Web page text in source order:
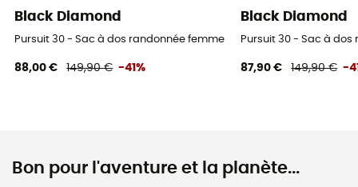
Black Diamond
Pursuit 30 - Sac à dos randonnée femme
88,00 € 149,90 € -41%
Black Diamond
Pursuit 30 - Sac à
87,90 € 149,90 € -
Bon pour l'aventure et la planète...